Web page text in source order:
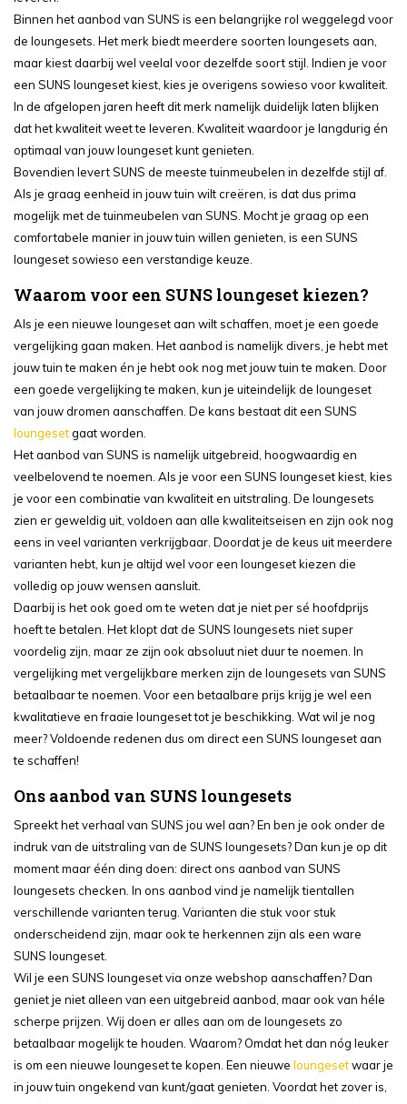
Binnen het aanbod van SUNS is een belangrijke rol weggelegd voor
de loungesets. Het merk biedt meerdere soorten loungesets aan,
maar kiest daarbij wel veelal voor dezelfde soort stijl. Indien je voor
een SUNS loungeset kiest, kies je overigens sowieso voor kwaliteit.
In de afgelopen jaren heeft dit merk namelijk duidelijk laten blijken
dat het kwaliteit weet te leveren. Kwaliteit waardoor je langdurig én
optimaal van jouw loungeset kunt genieten.
Bovendien levert SUNS de meeste tuinmeubelen in dezelfde stijl af.
Als je graag eenheid in jouw tuin wilt creëren, is dat dus prima
mogelijk met de tuinmeubelen van SUNS. Mocht je graag op een
comfortabele manier in jouw tuin willen genieten, is een SUNS
loungeset sowieso een verstandige keuze.
Waarom voor een SUNS loungeset kiezen?
Als je een nieuwe loungeset aan wilt schaffen, moet je een goede
vergelijking gaan maken. Het aanbod is namelijk divers, je hebt met
jouw tuin te maken én je hebt ook nog met jouw tuin te maken. Door
een goede vergelijking te maken, kun je uiteindelijk de loungeset
van jouw dromen aanschaffen. De kans bestaat dit een SUNS
loungesetgaat worden.
Het aanbod van SUNS is namelijk uitgebreid, hoogwaardig en
veelbelovend te noemen. Als je voor een SUNS loungeset kiest, kies
je voor een combinatie van kwaliteit en uitstraling. De loungesets
zien er geweldig uit, voldoen aan alle kwaliteitseisen en zijn ook nog
eens in veel varianten verkrijgbaar. Doordat je de keus uit meerdere
varianten hebt, kun je altijd wel voor een loungeset kiezen die
volledig op jouw wensen aansluit.
Daarbij is het ook goed om te weten dat je niet per sé hoofdprijs
hoeft te betalen. Het klopt dat de SUNS loungesets niet super
voordelig zijn, maar ze zijn ook absoluut niet duur te noemen. In
vergelijking met vergelijkbare merken zijn de loungesets van SUNS
betaalbaar te noemen. Voor een betaalbare prijs krijg je wel een
kwalitatieve en fraaie loungeset tot je beschikking. Wat wil je nog
meer? Voldoende redenen dus om direct een SUNS loungeset aan
te schaffen!
Ons aanbod van SUNS loungesets
Spreekt het verhaal van SUNS jou wel aan? En ben je ook onder de
indruk van de uitstraling van de SUNS loungesets? Dan kun je op dit
moment maar één ding doen: direct ons aanbod van SUNS
loungesets checken. In ons aanbod vind je namelijk tientallen
verschillende varianten terug. Varianten die stuk voor stuk
onderscheidend zijn, maar ook te herkennen zijn als een ware
SUNS loungeset.
Wil je een SUNS loungeset via onze webshop aanschaffen? Dan
geniet je niet alleen van een uitgebreid aanbod, maar ook van héle
scherpe prijzen. Wij doen er alles aan om de loungesets zo
betaalbaar mogelijk te houden. Waarom? Omdat het dan nóg leuker
is om een nieuwe loungeset te kopen. Een nieuwe loungesetwaar je
in jouw tuin ongekend van kunt/gaat genieten. Voordat het zover is,